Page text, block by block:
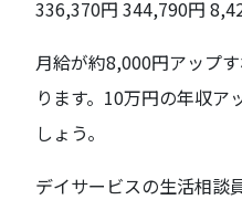
336,370円 344,790円
月給が約8,000円アップ
ります。10万円の年収ア
しょう。
デイサービスの生活相談